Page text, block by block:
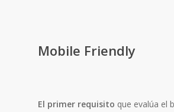
Mobile Friendly
El primer requisito que evalúa el